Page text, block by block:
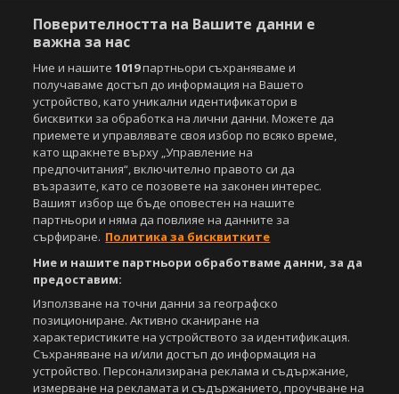
Поверителността на Вашите данни е
важна за нас
Ние и нашите1019партньори съхраняваме и
получаваме достъп до информация на Вашето
устройство, като уникални идентификатори в
бисквитки за обработка на лични данни. Можете да
приемете и управлявате своя избор по всяко време,
като щракнете върху „Управление на
предпочитания“, включително правото си да
възразите, като се позовете на законен интерес.
Вашият избор ще бъде оповестен на нашите
партньори и няма да повлияе на данните за
сърфиране. Политика за бисквитките
Ние и нашите партньори обработваме данни, за да
предоставим:
Използване на точни данни за географско
позициониране. Активно сканиране на
характеристиките на устройството за идентификация.
Съхраняване на и/или достъп до информация на
устройство. Персонализирана реклама и съдържание,
измерване на рекламата и съдържанието, проучване на